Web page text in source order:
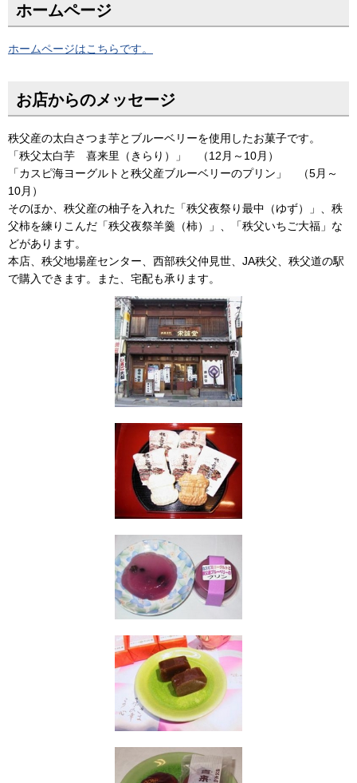
ホームページ
ホームページはこちらです。
お店からのメッセージ
秩父産の太白さつま芋とブルーベリーを使用したお菓子です。
「秩父太白芋 喜来里（きらり）」 （12月～10月）
「カスピ海ヨーグルトと秩父産ブルーベリーのプリン」 （5月～
10月）
そのほか、秩父産の柚子を入れた「秩父夜祭り最中（ゆず）」、秩
父柿を練りこんだ「秩父夜祭羊羹（柿）」、「秩父いちご大福」な
どがあります。
本店、秩父地場産センター、西部秩父仲見世、JA秩父、秩父道の駅
で購入できます。また、宅配も承ります。